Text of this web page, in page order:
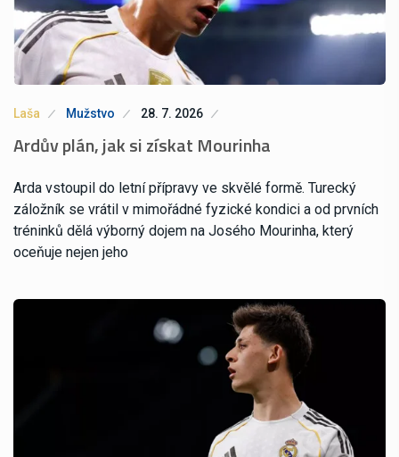
Laša Mužstvo 28. 7. 2026
Ardův plán, jak si získat Mourinha
Arda vstoupil do letní přípravy ve skvělé formě. Turecký
záložník se vrátil v mimořádné fyzické kondici a od prvních
tréninků dělá výborný dojem na Josého Mourinha, který
oceňuje nejen jeho